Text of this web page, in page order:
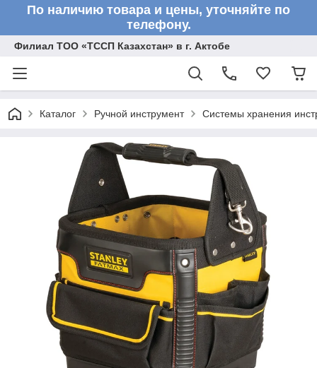
По наличию товара и цены, уточняйте по
телефону.
Филиал ТОО «ТССП Казахстан» в г. Актобе
Каталог Ручной инструмент Системы хранения